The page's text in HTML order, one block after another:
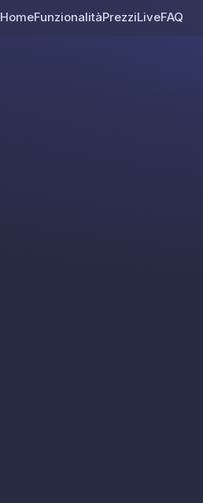
HomeFunzionalitàPrezziLiveFAQ